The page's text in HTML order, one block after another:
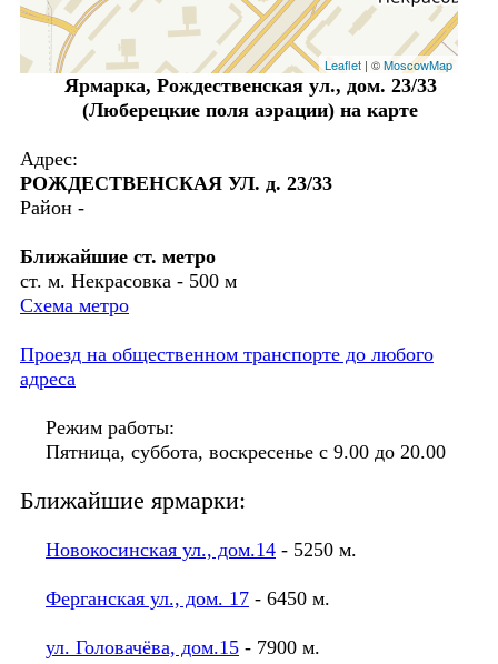
Leaflet| ©MoscowMap
Ярмарка, Рождественская ул., дом. 23/33
(Люберецкие поля аэрации) на карте
Адрес:
РОЖДЕСТВЕНСКАЯ УЛ. д. 23/33
Район -
Ближайшие ст. метро
ст. м. Некрасовка - 500 м
Схема метро
Проезд на общественном транспорте до любого
адреса
Режим работы:
Пятница, суббота, воскресенье с 9.00 до 20.00
Ближайшие ярмарки:
Новокосинская ул., дом.14 - 5250 м.
Ферганская ул., дом. 17 - 6450 м.
ул. Головачёва, дом.15 - 7900 м.